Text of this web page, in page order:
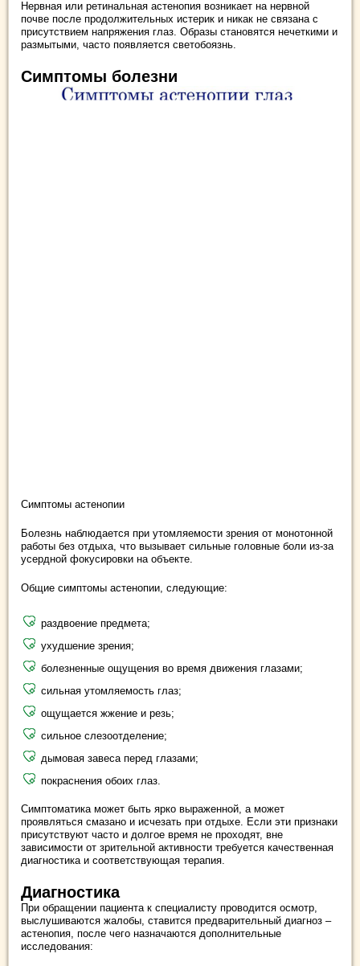
Нервная или ретинальная астенопия возникает на нервной
почве после продолжительных истерик и никак не связана с
присутствием напряжения глаз. Образы становятся нечеткими и
размытыми, часто появляется светобоязнь.
Симптомы болезни
Симптомы астенопии
Болезнь наблюдается при утомляемости зрения от монотонной
работы без отдыха, что вызывает сильные головные боли из-за
усердной фокусировки на объекте.
Общие симптомы астенопии, следующие:
раздвоение предмета;
ухудшение зрения;
болезненные ощущения во время движения глазами;
сильная утомляемость глаз;
ощущается жжение и резь;
сильное слезоотделение;
дымовая завеса перед глазами;
покраснения обоих глаз.
Симптоматика может быть ярко выраженной, а может
проявляться смазано и исчезать при отдыхе. Если эти признаки
присутствуют часто и долгое время не проходят, вне
зависимости от зрительной активности требуется качественная
диагностика и соответствующая терапия.
Диагностика
При обращении пациента к специалисту проводится осмотр,
выслушиваются жалобы, ставится предварительный диагноз –
астенопия, после чего назначаются дополнительные
исследования: